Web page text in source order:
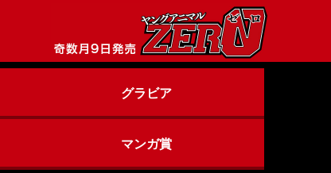
グラビア
マンガ賞